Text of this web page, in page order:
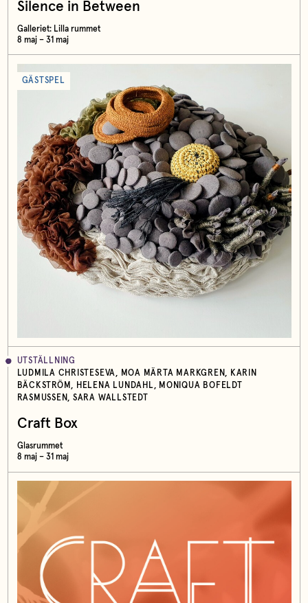
Silence in Between
Galleriet: Lilla rummet
8 maj – 31 maj
GÄSTSPEL
UTSTÄLLNING
LUDMILA CHRISTESEVA, MOA MÄRTA MARKGREN, KARIN
BÄCKSTRÖM, HELENA LUNDAHL, MONIQUA BOFELDT
RASMUSSEN, SARA WALLSTEDT
Craft Box
Glasrummet
8 maj – 31 maj